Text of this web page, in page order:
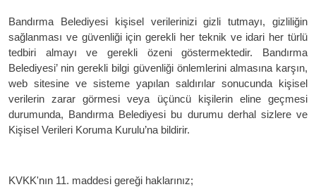
Bandırma Belediyesi kişisel verilerinizi gizli tutmayı, gizliliğin
sağlanması ve güvenliği için gerekli her teknik ve idari her türlü
tedbiri almayı ve gerekli özeni göstermektedir. Bandırma
Belediyesi’ nin gerekli bilgi güvenliği önlemlerini almasına karşın,
web sitesine ve sisteme yapılan saldırılar sonucunda kişisel
verilerin zarar görmesi veya üçüncü kişilerin eline geçmesi
durumunda, Bandırma Belediyesi bu durumu derhal sizlere ve
Kişisel Verileri Koruma Kurulu’na bildirir.
KVKK'nın 11. maddesi gereği haklarınız;